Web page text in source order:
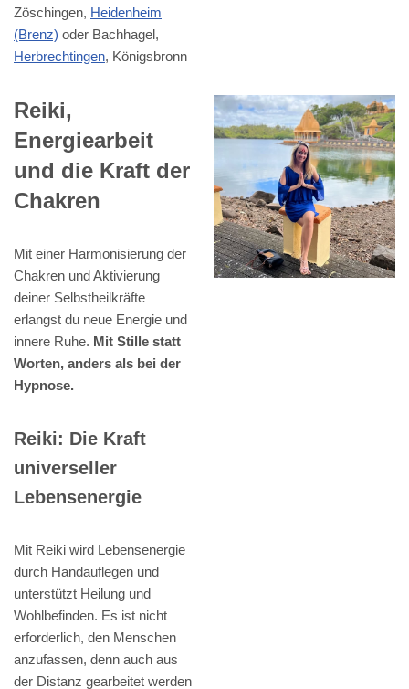
Zöschingen, Heidenheim
(Brenz) oder Bachhagel,
Herbrechtingen, Königsbronn
Reiki,
Energiearbeit
und die Kraft der
Chakren
Mit einer Harmonisierung der
Chakren und Aktivierung
deiner Selbstheilkräfte
erlangst du neue Energie und
innere Ruhe. Mit Stille statt
Worten, anders als bei der
Hypnose.
Reiki: Die Kraft
universeller
Lebensenergie
Mit Reiki wird Lebensenergie
durch Handauflegen und
unterstützt Heilung und
Wohlbefinden. Es ist nicht
erforderlich, den Menschen
anzufassen, denn auch aus
der Distanz gearbeitet werden